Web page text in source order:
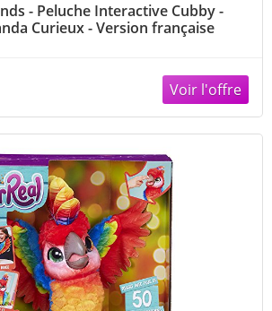
- Peluche Interactive Cubby -
Curieux - Version française